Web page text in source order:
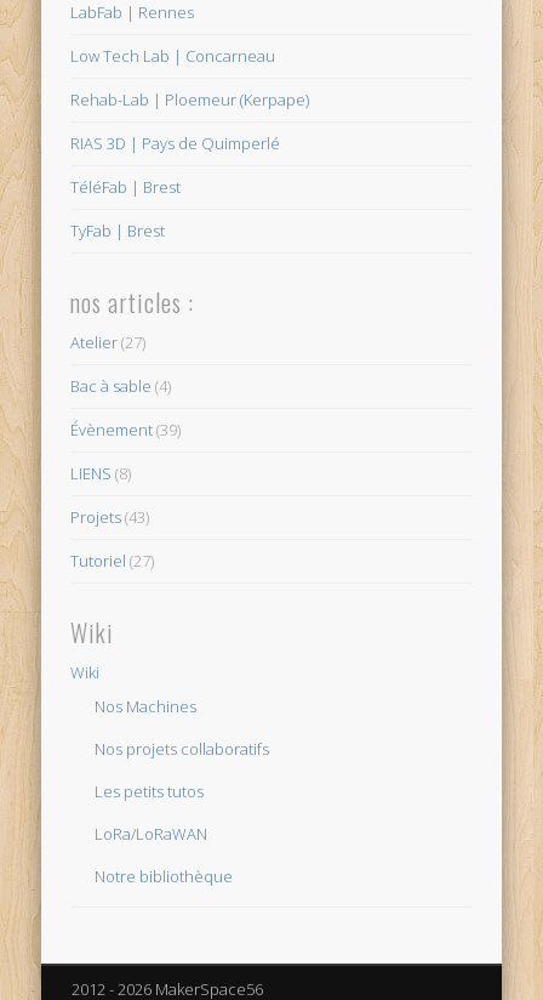
LabFab | Rennes
Low Tech Lab | Concarneau
Rehab-Lab | Ploemeur (Kerpape)
RIAS 3D | Pays de Quimperlé
TéléFab | Brest
TyFab | Brest
nos articles :
Atelier(27)
Bac à sable (4)
Évènement(39)
LIENS (8)
Projets(43)
Tutoriel (27)
Wiki
Wiki
Nos Machines
Nos projets collaboratifs
Les petits tutos
LoRa/LoRaWAN
Notre bibliothèque
2012 - 2026 MakerSpace56